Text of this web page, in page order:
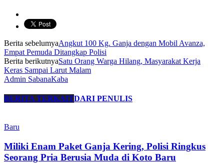
Berita sebelumyaAngkut 100 Kg. Ganja dengan Mobil Avanza,
Empat Pemuda Ditangkap Polisi
Berita berikutnyaSatu Orang Warga Hilang, Masyarakat Kerja
Keras Sampai Larut Malam
Admin SabanaKaba
BERITA TERKAITDARI PENULIS
Baru
Miliki Enam Paket Ganja Kering, Polisi Ringkus
Seorang Pria Berusia Muda di Koto Baru